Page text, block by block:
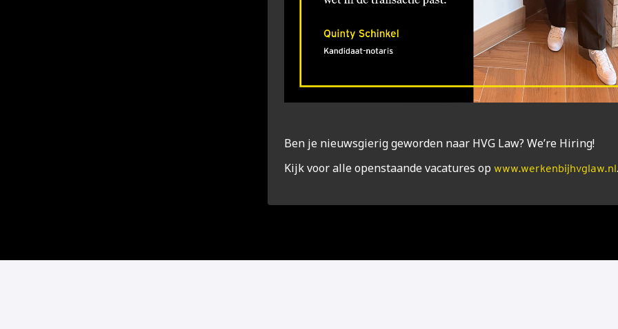
Ben je nieuws­gie­rig gewor­den naar HVG Law? We’re Hiring!
Kijk voor alle open­staan­de vaca­tu­res op www.werkenbijhvglaw.nl.